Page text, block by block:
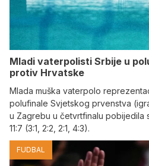
Mladi vaterpolisti Srbije u
protiv Hrvatske
Mlada muška vaterpolo
polufinale Svjetskog prvenstva
u Zagrebu u četvrtfinalu pobijedila
11:7 (3:1, 2:2, 2:1, 4:3).
FUDBAL